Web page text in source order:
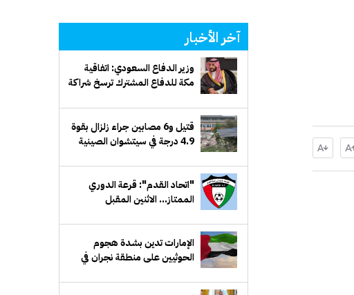
آخر الأخبار
وزير الدفاع السعودي: اتفاقية
مكة للدفاع المشترك ترسخ شراكة
قتيل و6 مصابين جراء زلزال بقوة
4.9 درجة في سيتشوان الصينية
"اتحاد القدم": قرعة الدوري
الممتاز... الاثنين المقبل
الإمارات تدين بشدة هجوم
الحوثيين على منطقة نجران في